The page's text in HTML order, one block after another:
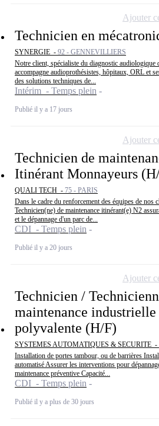
Technicien en
SYNERGIE - 92 - GENNEVILLIERS
Notre client, spécialiste du diagnostic audiologique
accompagne audioprothésistes, hôpitaux, ORL et
des solutions techniques de...
Intérim - Temps plein
Publié il y a 17 jours
Ajouter
Technicien de
Itinérant Monnayeurs
QUALI TECH - 75 - PARIS
Dans le cadre du renforcement des équipes de nos
Technicien(ne) de maintenance itinérant(e) N2
et le dépannage d'un parc de...
CDI - Temps plein
Publié il y a 20 jours
Ajouter
Technicien /
maintenance industrielle
polyvalente (H/F)
SYSTEMES AUTOMATIQUES & SECURITE -
Installation de portes tambour, ou de barrières
automatisé Assurer les interventions pour
maintenance préventive Capacité...
CDI - Temps plein
Publié il y a plus de 30 jours
Ajouter